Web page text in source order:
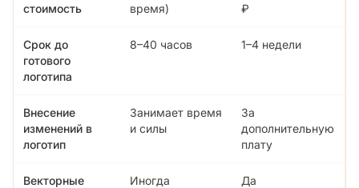
стоимость
время)
₽
Срок до
готового
логотипа
8–40 часов 1–4 недели
Внесение
изменений в
логотип
Занимает время
и силы
За
дополнительную
плату
Векторные
Иногда Да